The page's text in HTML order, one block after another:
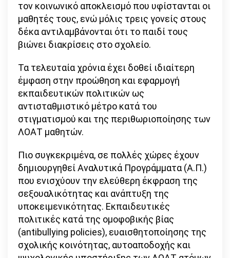
τον κοινωνικό αποκλεισμό που υφίστανται οι
μαθητές τους, ενώ μόλις τρεις γονείς στους
δέκα αντιλαμβάνονται ότι το παιδί τους
βιώνει διακρίσεις στο σχολείο.
Τα τελευταία χρόνια έχει δοθεί ιδιαίτερη
έμφαση στην προώθηση και εφαρμογή
εκπαιδευτικών πολιτικών ως
αντισταθμιστικό μέτρο κατά του
στιγματισμού και της περιθωριοποίησης των
ΛΟΑΤ μαθητών.
Πιο συγκεκριμένα, σε πολλές χώρες έχουν
δημιουργηθεί Αναλυτικά Προγράμματα (Α.Π.)
που ενισχύουν την ελεύθερη έκφραση της
σεξουαλικότητας και ανάπτυξη της
υποκειμενικότητας. Εκπαιδευτικές
πολιτικές κατά της ομοφοβικής βίας
(antibullying policies), ευαισθητοποίησης της
σχολικής κοινότητας, αυτοαποδοχής και